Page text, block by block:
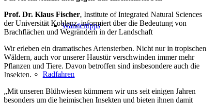
Wandertipps
Radfahren
Prof. Dr. Klaus Fischer, Institute of Integrated Natural Sciences
der Universität Koblenz, informiert über die Bedeutung von
Brachflächen und Wegrändern in der Landschaft
Wir erleben ein dramatisches Artensterben. Nicht nur in tropischen
Wäldern, auch vor unserer Haustür verschwinden immer mehr
Pflanzen und Tiere. Davon betroffen sind insbesondere auch die
Insekten.
„Mit unseren Blühwiesen kümmern wir uns seit einigen Jahren
besonders um die heimischen Insekten und bieten ihnen damit